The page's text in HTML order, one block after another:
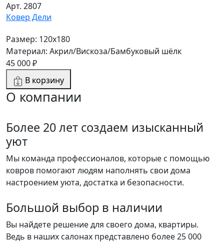
Арт. 2807
Ковер Дели
Размер: 120x180
Материал: Акрил/Вискоза/Бамбуковый шёлк
45 000 ₽
В корзину
О компании
Более 20 лет создаем изысканный
уют
Мы команда профессионалов, которые с помощью
ковров помогают людям наполнять свои дома
настроением уюта, достатка и безопасности.
Большой выбор в наличии
Вы найдете решение для своего дома, квартиры.
Ведь в наших салонах представлено более 25 000